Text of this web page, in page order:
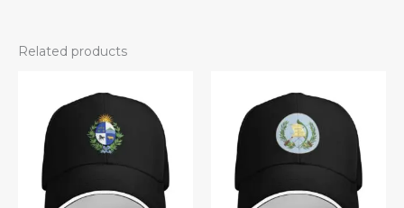
Related products